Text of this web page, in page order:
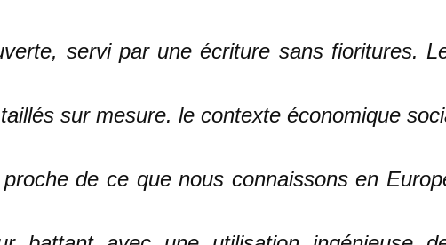
servi par une écriture sans fioritures.
sur mesure. le contexte économique
de ce que nous connaissons en